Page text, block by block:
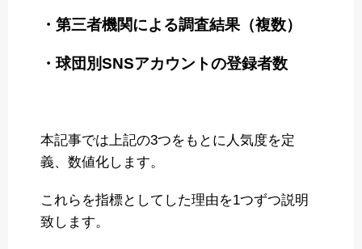
・第三者機関による調査結果（複数）
・球団別SNSアカウントの登録者数
本記事では上記の3つをもとに人気度を定
義、数値化します。
これらを指標としてした理由を1つずつ説明
致します。